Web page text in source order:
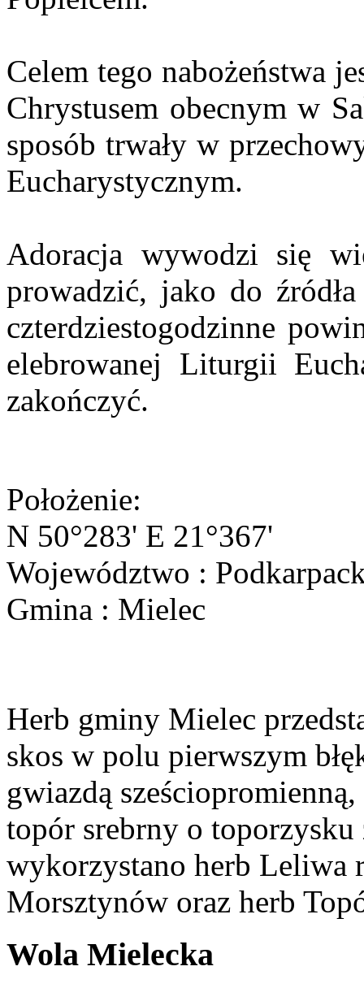
Celem tego nabożeństwa
Chrystusem obecnym w
sposób trwały w
Eucharystycznym.
Adoracja wywodzi się
prowadzić, jako do
czterdziestogodzinne
elebrowanej Liturgii
zakończyć.
Położenie:
N 50°283' E 21°367'
Województwo :
Gmina : Mielec
Herb gminy Mielec
skos w polu pierwszym
gwiazdą
topór srebrny o
wykorzystano herb Leliwa
Morsztynów oraz herb
Wola Mielecka